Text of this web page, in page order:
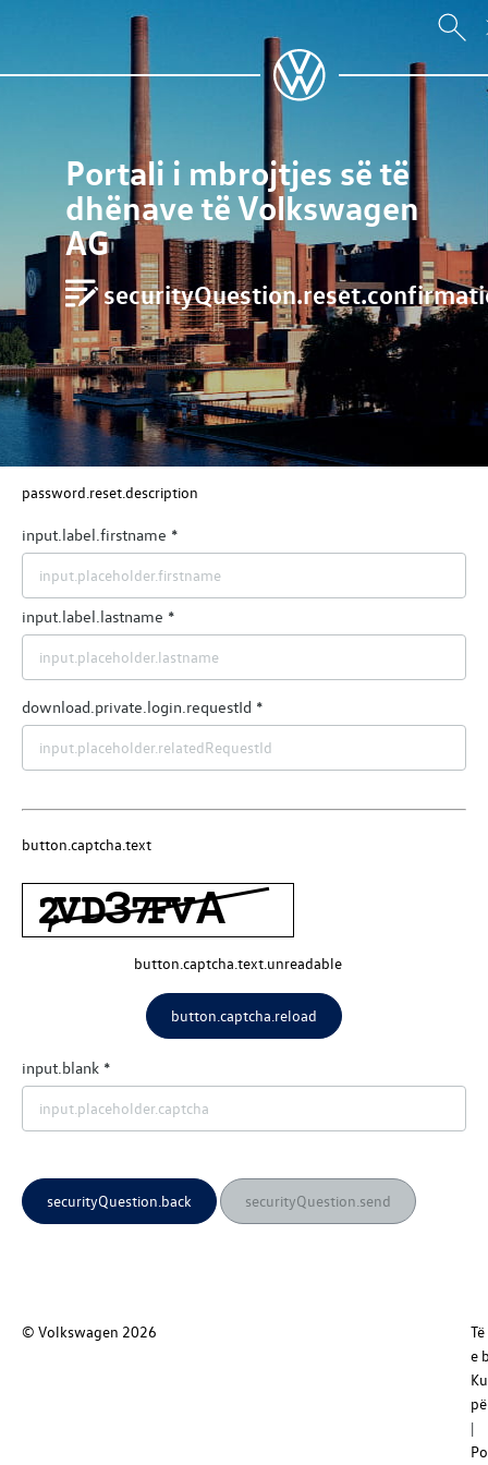
Portali i mbrojtjes së të
dhënave të Volkswagen
AG
password.reset.description
input.label.firstname
input.label.lastname
download.private.login.requestId
button.captcha.text
button.captcha.text.unreadable
button.captcha.reload
input.blank
securityQuestion.back securityQuestion.send
© Volkswagen 2026
e